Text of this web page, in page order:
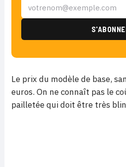
Le prix du modèle de base,
euros. On ne connaît pas le
pailletée qui doit être très